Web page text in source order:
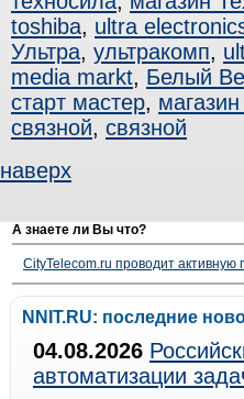
toshiba, ultra
Ультра, ультракомп,
media markt, Белый
старт мастер,
связной, связной
наверх
А знаете ли Вы что?
CityTelecom.ru проводит активную
NNIT.RU: последние
04.08.2026
автоматизации